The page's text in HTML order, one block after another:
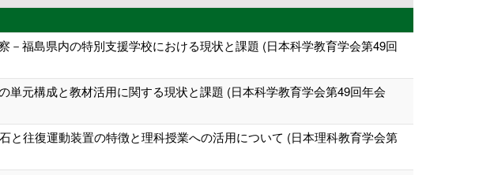
福島県内の特別支援学校における現状と課題 (日本科学教育学会第49回
単元構成と教材活用に関する現状と課題 (日本科学教育学会第49回年会
と往復運動装置の特徴と理科授業への活用について (日本理科教育学会第